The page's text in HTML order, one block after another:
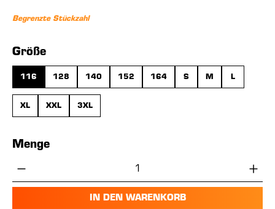
Begrenzte Stückzahl
Größeauswählen
116 128 140 152 164 S M L
XL XXL 3XL
Menge
Produkt Anzahl: Gib den gewünschten
IN DEN WARENKORB